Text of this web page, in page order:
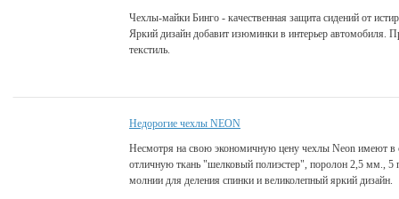
Чехлы-майки Бинго - качественная защита сидений от
Яркий дизайн добавит изюминки в интерьер автомобиля.
текстиль.
Недорогие чехлы NEON
Несмотря на свою экономичную цену чехлы Neon имеют в
отличную ткань "шелковый полиэстер", поролон 2,5 мм., 5
молнии для деления спинки и великолепный яркий дизайн.